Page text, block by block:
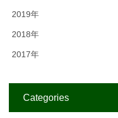
2019年
2018年
2017年
Categories